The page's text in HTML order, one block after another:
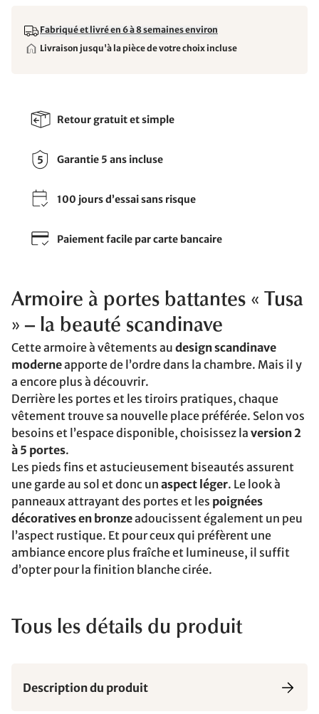
Fabriqué et livré en 6 à 8 semaines environ
Livraison jusqu'à la pièce de votre choix incluse
Retour gratuit et simple
Garantie 5 ans incluse
100 jours d’essai sans risque
Paiement facile par carte bancaire
Armoire à portes battantes « Tusa
» – la beauté scandinave
Cette armoire à vêtements au design scandinave
moderneapporte de l’ordre dans la chambre. Mais il y
a encore plus à découvrir.
Derrière les portes et les tiroirs pratiques, chaque
vêtement trouve sa nouvelle place préférée. Selon vos
besoins et l’espace disponible, choisissez la version 2
à 5 portes.
Les pieds fins et astucieusement biseautés assurent
une garde au sol et donc un aspect léger. Le look à
panneaux attrayant des portes et les poignées
décoratives en bronzeadoucissent également un peu
l’aspect rustique. Et pour ceux qui préfèrent une
ambiance encore plus fraîche et lumineuse, il suffit
d’opter pour la finition blanche cirée.
Tous les détails du produit
Description du produit